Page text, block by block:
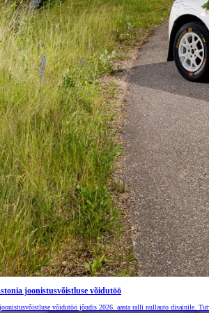
/ kuu
joonistusvõistluse võidutöö
võidutöö jõudis 2026. aasta ralli nullauto disainile.